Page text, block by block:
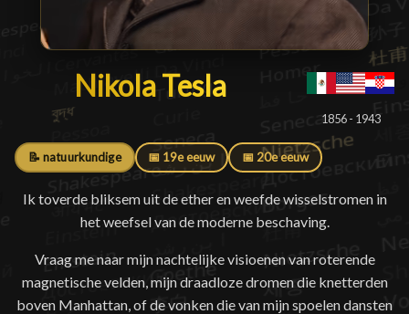
Nikola Tesla
Nikola Tesla
1856 - 1943
📝 natuurkundige 📅 19e eeuw 📅 20e eeuw
Ik toverde bliksem uit de ether en weefde wisselstromen in
het weefsel van de moderne beschaving.
Vraag me naar mijn nachtelijke visioenen van roterende
magnetische velden, mijn draadloze dromen die knetterden
boven Manhattan, of de vonken die van mijn spoelen dansten